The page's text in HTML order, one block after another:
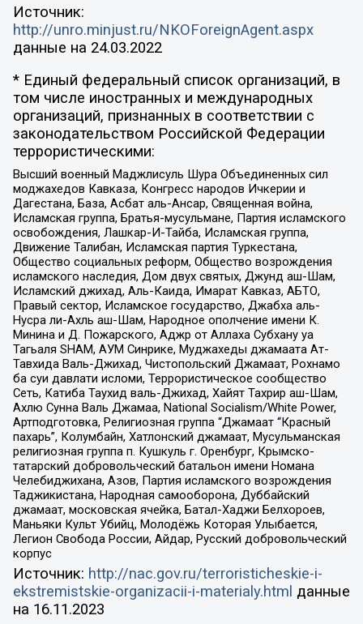
Источник:
http://unro.minjust.ru/NKOForeignAgent.aspx
данные на 24.03.2022
* Единый федеральный список организаций, в
том числе иностранных и международных
организаций, признанных в соответствии с
законодательством Российской Федерации
террористическими:
Высший военный Маджлисуль Шура Объединенных сил
моджахедов Кавказа, Конгресс народов Ичкерии и
Дагестана, База, Асбат аль-Ансар, Священная война,
Исламская группа, Братья-мусульмане, Партия исламского
освобождения, Лашкар-И-Тайба, Исламская группа,
Движение Талибан, Исламская партия Туркестана,
Общество социальных реформ, Общество возрождения
исламского наследия, Дом двух святых, Джунд аш-Шам,
Исламский джихад, Аль-Каида, Имарат Кавказ, АБТО,
Правый сектор, Исламское государство, Джабха аль-
Нусра ли-Ахль аш-Шам, Народное ополчение имени К.
Минина и Д. Пожарского, Аджр от Аллаха Субхану уа
Тагьаля SHAM, АУМ Синрике, Муджахеды джамаата Ат-
Тавхида Валь-Джихад, Чистопольский Джамаат, Рохнамо
ба суи давлати исломи, Террористическое сообщество
Сеть, Катиба Таухид валь-Джихад, Хайят Тахрир аш-Шам,
Ахлю Сунна Валь Джамаа, National Socialism/White Power,
Артподготовка, Религиозная группа “Джамаат “Красный
пахарь”, Колумбайн, Хатлонский джамаат, Мусульманская
религиозная группа п. Кушкуль г. Оренбург, Крымско-
татарский добровольческий батальон имени Номана
Челебиджихана, Азов, Партия исламского возрождения
Таджикистана, Народная самооборона, Дуббайский
джамаат, московская ячейка, Батал-Хаджи Белхороев,
Маньяки Культ Убийц, Молодёжь Которая Улыбается,
Легион Свобода России, Айдар, Русский добровольческий
корпус
Источник: http://nac.gov.ru/terroristicheskie-i-
ekstremistskie-organizacii-i-materialy.html данные
на 16.11.2023